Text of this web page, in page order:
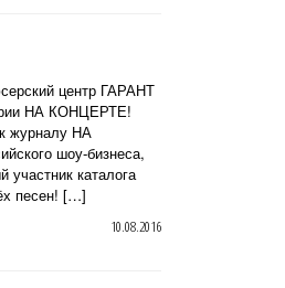
центр ГАРАНТ
НА КОНЦЕРТЕ!
журналу НА
шоу-бизнеса,
каталога
песен! […]
10.08.2016